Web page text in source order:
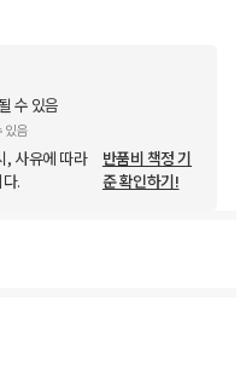
수 있음
있음
, 사유에 따라
.
반품비 책정 기
준 확인하기!